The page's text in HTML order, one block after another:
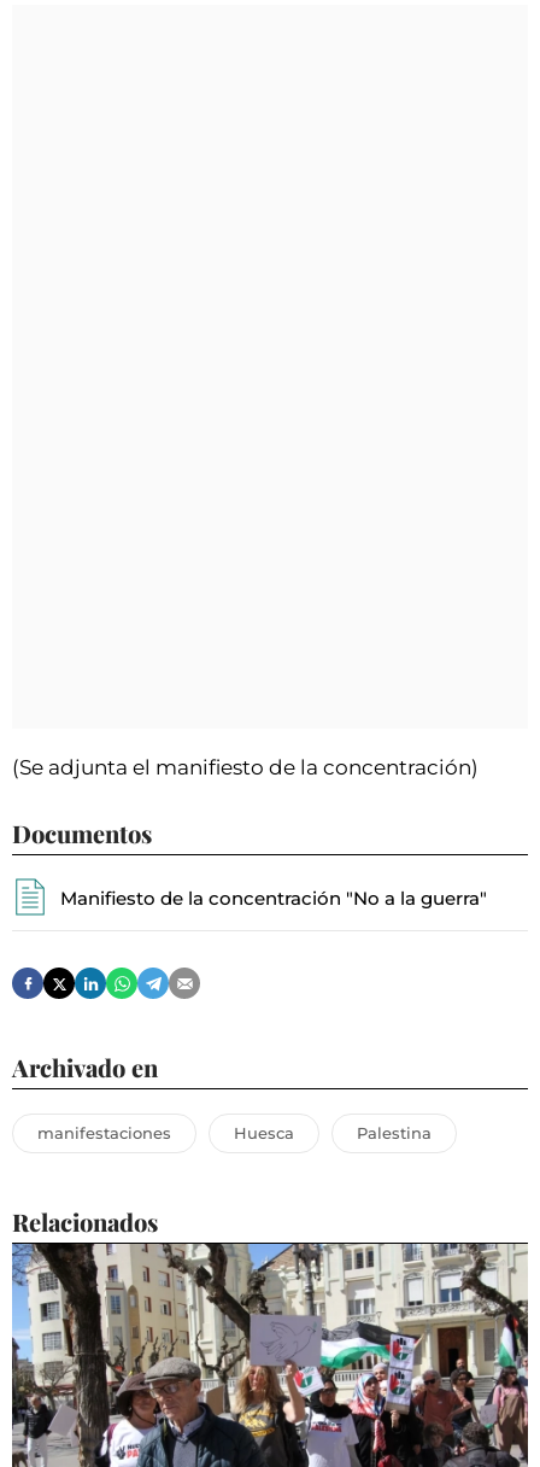
(Se adjunta el manifiesto de la concentración)
Documentos
Manifiesto de la concentración "No a la guerra"
Archivado en
manifestaciones Huesca Palestina
Relacionados